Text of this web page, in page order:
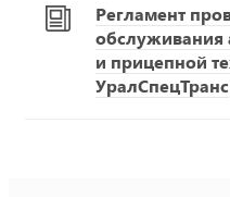
Регламент
обслуживания
и прицепной
УралСпецТранс